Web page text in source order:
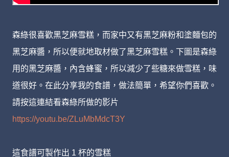
森綠很喜歡黑芝麻雪糕，而家中又有黑芝麻粉和塗麵包的
黑芝麻醬，所以便就地取材做了黑芝麻雪糕。下圖是森綠
用的黑芝麻醬，內含蜂蜜，所以減少了些糖來做雪糕，味
道很好。在此分享我的食譜，做法簡單，希望你們喜歡。
請按這連結看森綠所做的影片
https://youtu.be/ZLuMbMdcT3Y
這食譜可製作出 1 杯的雪糕